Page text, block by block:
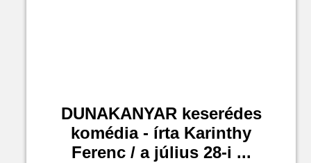
DUNAKANYAR keserédes
komédia - írta Karinthy
Ferenc / a július 28-i ...